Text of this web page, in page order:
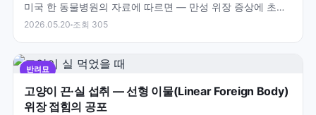
미국 한 동물병원의 자료에 따르면 — 만성 위장 증상에 초음
파에서 장벽 비후가 보인 고양이 99%가 병리 소견을…
2026.05.20 조회 305
반려묘
고양이 끈·실 섭취 — 선형 이물(Linear Foreign Body)
위장 접힘의 공포